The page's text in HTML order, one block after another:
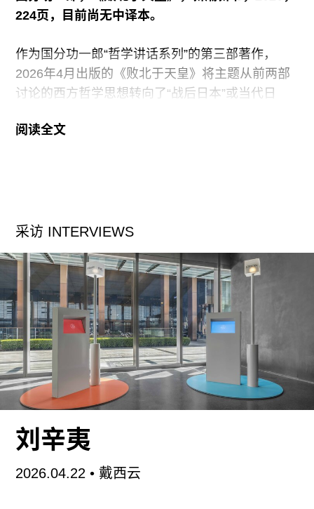
区的“精神建筑”——上院和山谷音乐厅中。第一次
里夫特（Ananda
224页，目前尚无中译本。
作为国分功一郎“哲学讲话系列”的第三部著作，
2026年4月出版的《败北于天皇》将主题从前两部
讨论的西方哲学思想转向了“战后日本”或当代日
重要人物。不过，在学科领域的跨越背后，国分在
甚至可以说，这个在国分过往的著作中借助许多现
代西方思想家得到讨论的议题，终于在这本书中通
过对“战后日本”的反思获得了前所未有的急迫性和
现实性。这么说是因为，《败北于天皇》的问题出
发点，其实是一个所有日本人都不得不承认的事
实：从第二次安倍内阁上台以来，一系列带有违宪
色彩的法案逐步落实——如2013年12月通过的《特
定秘密保护法》、2014年4月对于《武器输出三原
则》的缓和，以及2015年9月成立的和平安全法
制，等等——甚至安倍政府（以及当下的日本政
府）企图通过修改程序规则来推动修宪，这些无疑
属于“对立宪主义的露骨挑战”（第30页）的做法，
却往往打着“民选政府”的旗号通行无阻，仿佛只要
阅读全文
采访 INTERVIEWS
刘辛夷
2026.04.22•戴西云